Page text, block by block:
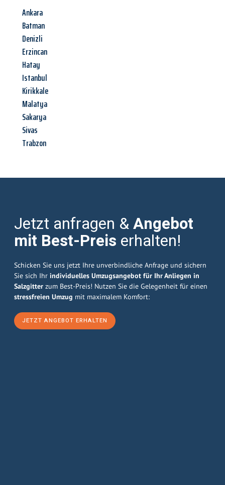
Ankara
Batman
Denizli
Erzincan
Hatay
Istanbul
Kirikkale
Malatya
Sakarya
Sivas
Trabzon
Jetzt anfragen &Angebot
mit Best-Preis erhalten!
Schicken Sie uns jetzt Ihre unverbindliche Anfrage und sichern
Sie sich Ihr individuelles Umzugsangebot für Ihr Anliegen in
Salzgitter zum Best-Preis! Nutzen Sie die Gelegenheit für einen
stressfreien Umzug mit maximalem Komfort:
JETZT ANGEBOT ERHALTEN